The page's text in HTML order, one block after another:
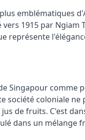
emblématiques
1915 par Ngiam
représente
Singapour comme
société coloniale
de fruits. C'est
dans un mélange